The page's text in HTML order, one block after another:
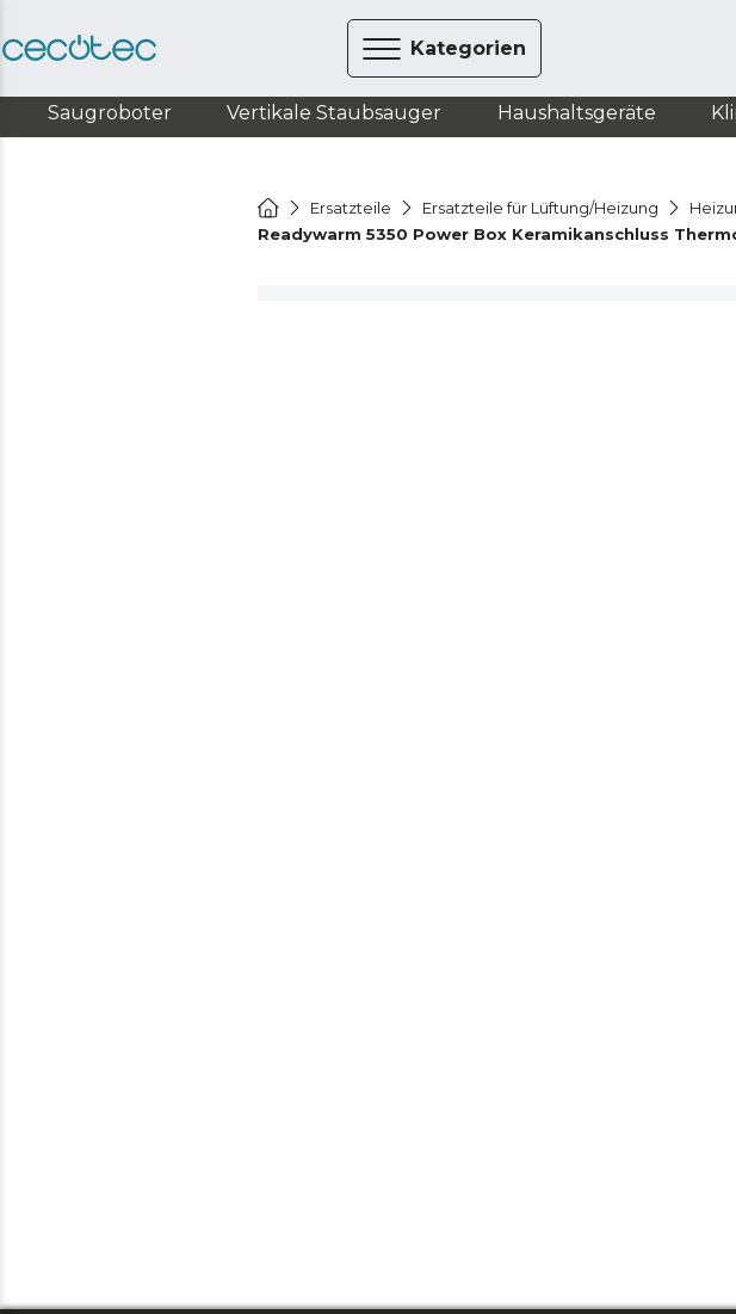
Kategorien
Saugroboter Vertikale Staubsauger Haushaltsgeräte
Ersatzteile Ersatzteile für Lüftung/Heizung
Readywarm 5350 Power Box Keramikanschluss